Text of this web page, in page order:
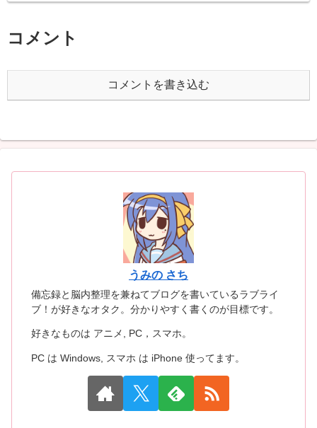
コメント
コメントを書き込む
うみの さち
備忘録と脳内整理を兼ねてブログを書いているラブライ
ブ！が好きなオタク。分かりやすく書くのが目標です。
好きなものは アニメ, PC，スマホ。
PC は Windows, スマホ は iPhone 使ってます。